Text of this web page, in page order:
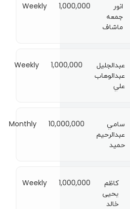
انور
جمعه
ماشاف
1,000,000
Weekly
عبدالجليل
عبدالوهاب
علي
1,000,000
Weekly
سامي
عبدالرحيم
حميد
10,000,000
Monthly
كاظم
يحيى
خالد
1,000,000
Weekly